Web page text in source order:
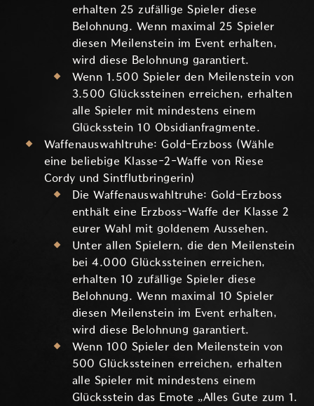
erhalten 25 zufällige Spieler diese
Belohnung. Wenn maximal 25 Spieler
diesen Meilenstein im Event erhalten,
wird diese Belohnung garantiert.
Wenn 1.500 Spieler den Meilenstein von
3.500 Glückssteinen erreichen, erhalten
alle Spieler mit mindestens einem
Glücksstein 10 Obsidianfragmente.
Waffenauswahltruhe: Gold-Erzboss (Wähle
eine beliebige Klasse-2-Waffe von Riese
Cordy und Sintflutbringerin)
Die Waffenauswahltruhe: Gold-Erzboss
enthält eine Erzboss-Waffe der Klasse 2
eurer Wahl mit goldenem Aussehen.
Unter allen Spielern, die den Meilenstein
bei 4.000 Glückssteinen erreichen,
erhalten 10 zufällige Spieler diese
Belohnung. Wenn maximal 10 Spieler
diesen Meilenstein im Event erhalten,
wird diese Belohnung garantiert.
Wenn 100 Spieler den Meilenstein von
500 Glückssteinen erreichen, erhalten
alle Spieler mit mindestens einem
Glücksstein das Emote „Alles Gute zum 1.